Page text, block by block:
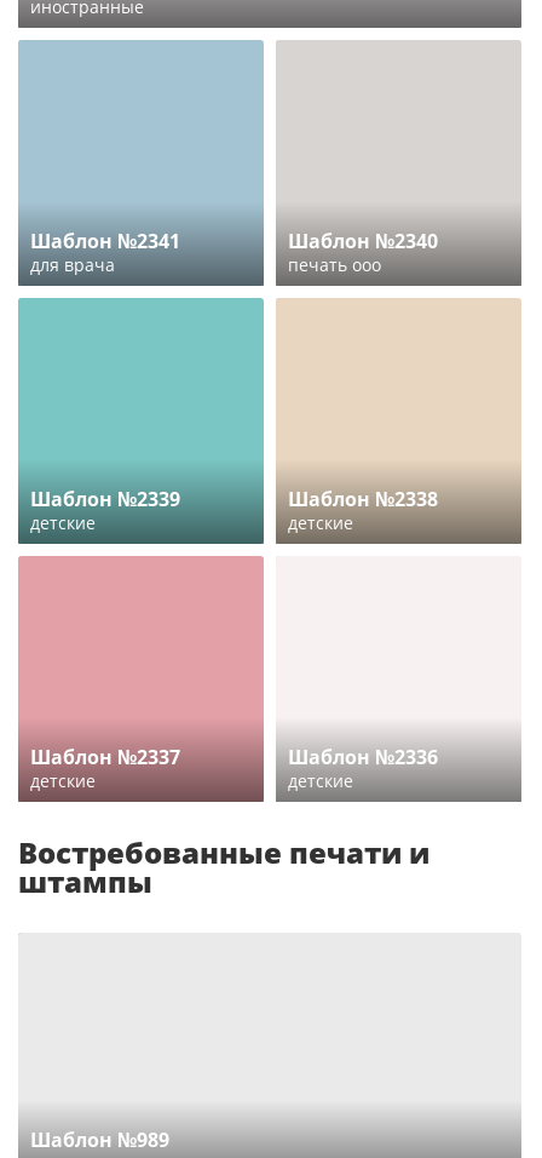
иностранные
Шаблон №2341
для врача
Шаблон №2340
печать ооо
Шаблон №2339
детские
Шаблон №2338
детские
Шаблон №2337
детские
Шаблон №2336
детские
Востребованные печати и
штампы
Шаблон №989